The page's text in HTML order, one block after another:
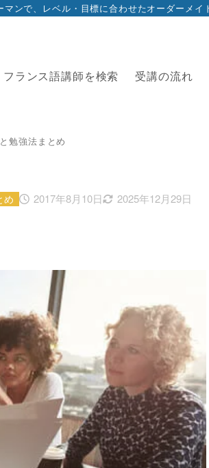
フランス語講師を検索 受講の流れ
勉強法まとめ
2017年8月10日 2025年12月29日
め